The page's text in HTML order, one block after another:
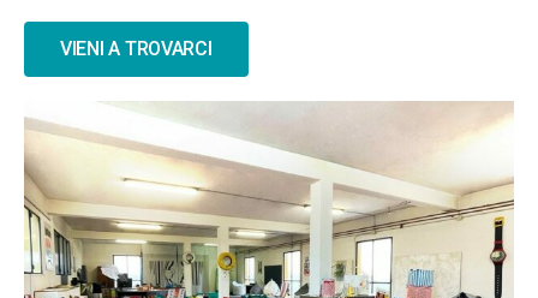
VIENI A TROVARCI